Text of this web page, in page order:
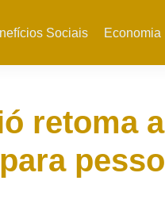
Sociais Economia
retoma